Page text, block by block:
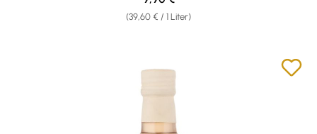
(39,60 € / 1 Liter)